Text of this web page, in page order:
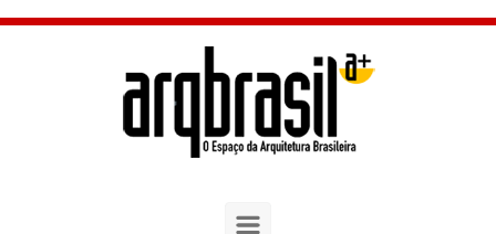
Skip to main content